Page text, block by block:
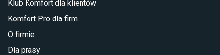
Klub Komfort dla klientów
Komfort Pro dla firm
O firmie
Dla prasy